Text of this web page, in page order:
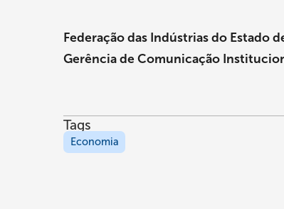
Federação das Indústrias do Estado
Gerência de Comunicação
Tags
Economia